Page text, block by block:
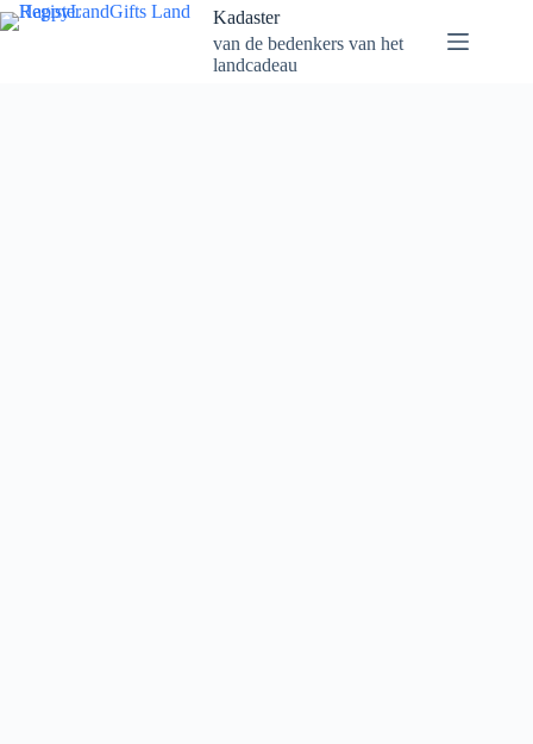
Naar
de
Kadaster
van de bedenkers van het
landcadeau